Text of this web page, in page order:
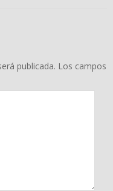
publicada. Los campos